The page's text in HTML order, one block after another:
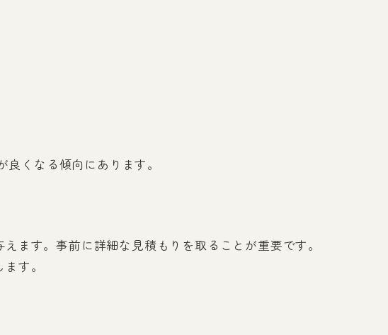
くなる傾向にあります。
ます。事前に詳細な見積もりを取ることが重要です。
す。